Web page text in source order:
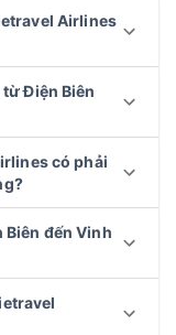
Airlines
Điện Biên
có phải
đến Vinh